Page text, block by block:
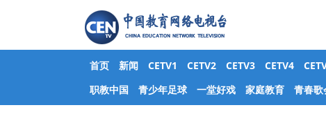
首页 新闻 CETV1 CETV2 CETV3 CETV4
职教中国
青少年足球 一堂好戏 家庭教育 青春歌